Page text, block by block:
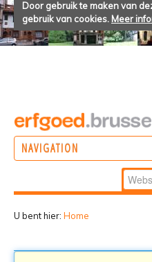
Door gebruik te maken van
gebruik van cookies. Meer
NAVIGATION
Zoek
U bent hier: Home